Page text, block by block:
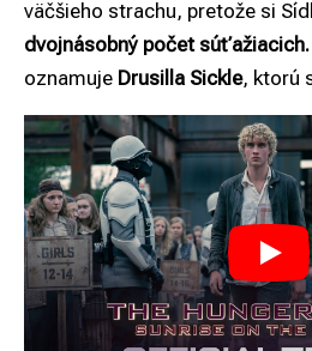
väčšieho strachu, pretože si
dvojnásobný počet súťažiacich.
oznamuje Drusilla Sickle, ktorú